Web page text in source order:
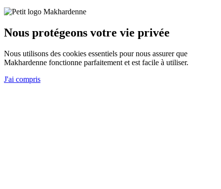
Nous protégeons votre vie privée
Nous utilisons des cookies essentiels pour nous assurer que
Makhardenne fonctionne parfaitement et est facile à utiliser.
J'ai compris